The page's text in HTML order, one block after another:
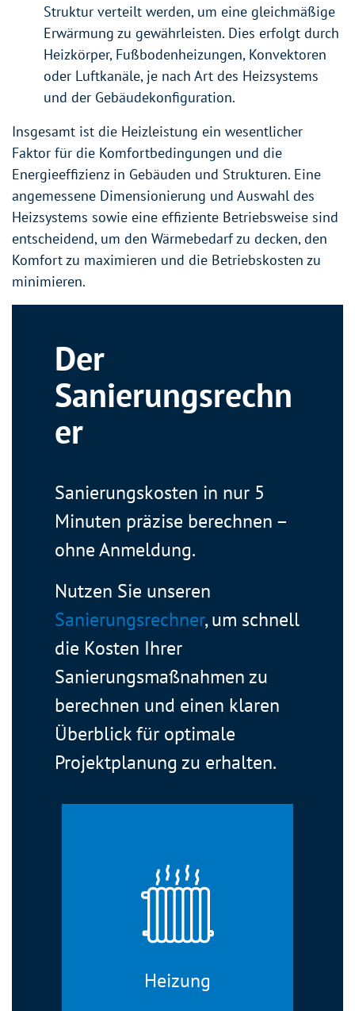
Struktur verteilt werden, um eine gleichmäßige
Erwärmung zu gewährleisten. Dies erfolgt durch
Heizkörper, Fußbodenheizungen, Konvektoren
oder Luftkanäle, je nach Art des Heizsystems
und der Gebäudekonfiguration.
Insgesamt ist die Heizleistung ein wesentlicher
Faktor für die Komfortbedingungen und die
Energieeffizienz in Gebäuden und Strukturen. Eine
angemessene Dimensionierung und Auswahl des
Heizsystems sowie eine effiziente Betriebsweise sind
entscheidend, um den Wärmebedarf zu decken, den
Komfort zu maximieren und die Betriebskosten zu
minimieren.
Der
Sanierungsrechn
er
Sanierungskosten in nur 5
Minuten präzise berechnen –
ohne Anmeldung.
Nutzen Sie unseren
Sanierungsrechner, um schnell
die Kosten Ihrer
Sanierungsmaßnahmen zu
berechnen und einen klaren
Überblick für optimale
Projektplanung zu erhalten.
Heizung